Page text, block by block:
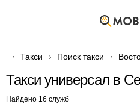
Такси Поиск такси
Такси универсал в
Найдено 16 служб